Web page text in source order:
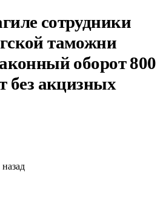
сотрудники
таможни
оборот 800
без акцизных